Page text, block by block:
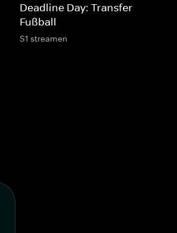
Deadline Day: Transfer-Krimi im
Fußball
S1 streamen